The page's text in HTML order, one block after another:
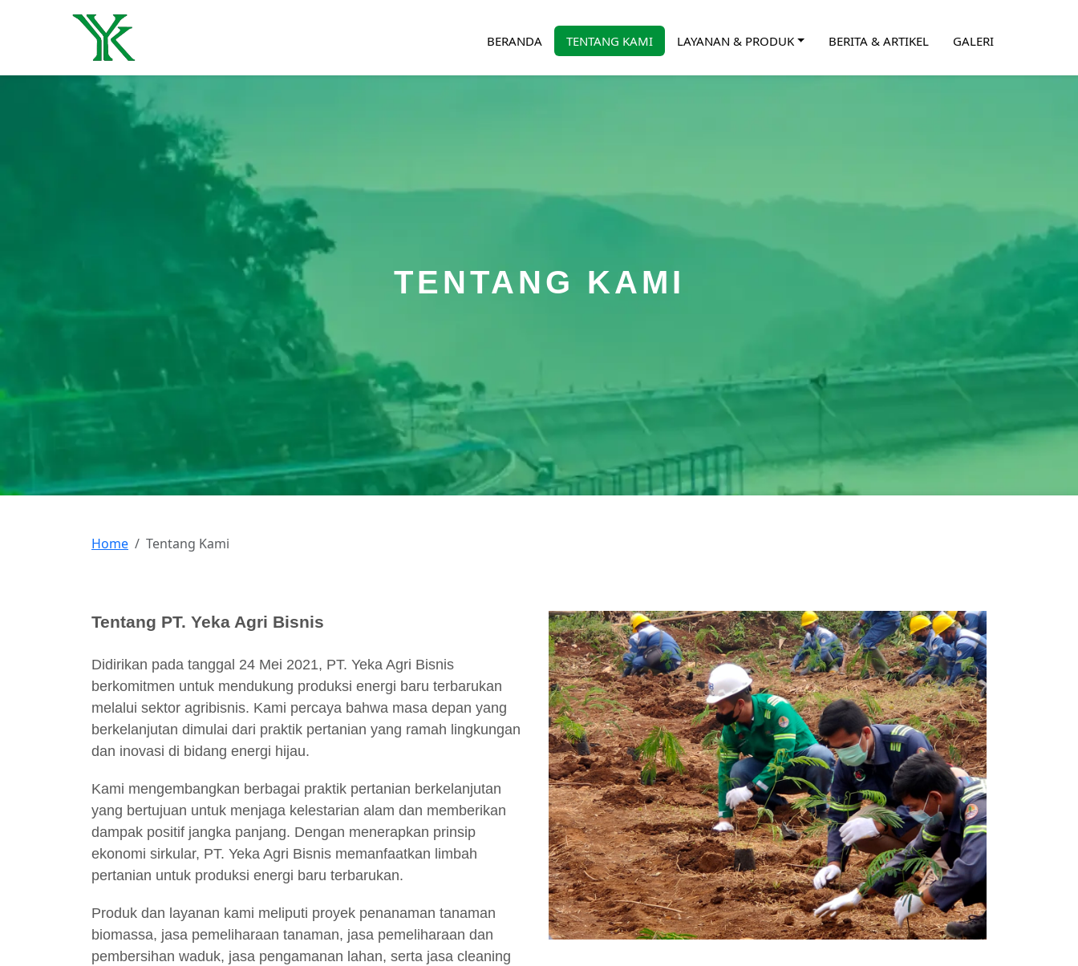
BERANDA TENTANG KAMI LAYANAN & PRODUK BERITA & ARTIKEL GALERI
TENTANG KAMI
Home Tentang Kami
Tentang PT. Yeka Agri Bisnis
Didirikan pada tanggal 24 Mei 2021, PT. Yeka Agri Bisnis
berkomitmen untuk mendukung produksi energi baru terbarukan
melalui sektor agribisnis. Kami percaya bahwa masa depan yang
berkelanjutan dimulai dari praktik pertanian yang ramah lingkungan
dan inovasi di bidang energi hijau.
Kami mengembangkan berbagai praktik pertanian berkelanjutan
yang bertujuan untuk menjaga kelestarian alam dan memberikan
dampak positif jangka panjang. Dengan menerapkan prinsip
ekonomi sirkular, PT. Yeka Agri Bisnis memanfaatkan limbah
pertanian untuk produksi energi baru terbarukan.
Produk dan layanan kami meliputi proyek penanaman tanaman
biomassa, jasa pemeliharaan tanaman, jasa pemeliharaan dan
pembersihan waduk, jasa pengamanan lahan, serta jasa cleaning